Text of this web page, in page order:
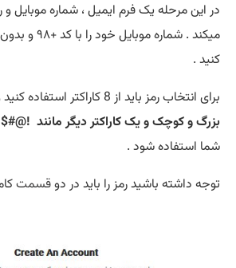
در این مرحله یک فرم ایمیل ، شماره موبایل و
میکند . شماره
کنید .
برای انتخاب رمز باید از 8 کاراکتر استفاده کنید و همچنین
بزرگ و کوچک و یک کاراکتر دیگر مانند
شما استفاده شود .
توجه داشته باشید رمز را باید در دوقسمت